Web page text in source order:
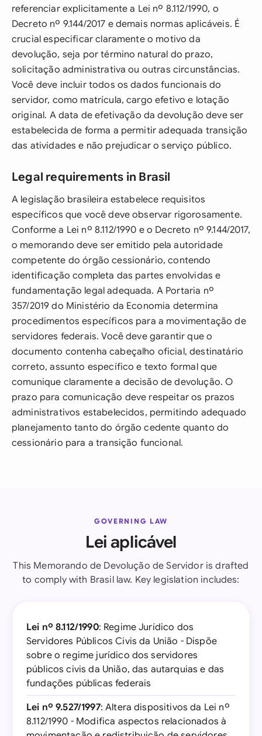
referenciar explicitamente a Lei nº 8.112/1990, o
Decreto nº 9.144/2017 e demais normas aplicáveis. É
crucial especificar claramente o motivo da
devolução, seja por término natural do prazo,
solicitação administrativa ou outras circunstâncias.
Você deve incluir todos os dados funcionais do
servidor, como matrícula, cargo efetivo e lotação
original. A data de efetivação da devolução deve ser
estabelecida de forma a permitir adequada transição
das atividades e não prejudicar o serviço público.
Legal requirements in Brasil
A legislação brasileira estabelece requisitos
específicos que você deve observar rigorosamente.
Conforme a Lei nº 8.112/1990 e o Decreto nº 9.144/2017,
o memorando deve ser emitido pela autoridade
competente do órgão cessionário, contendo
identificação completa das partes envolvidas e
fundamentação legal adequada. A Portaria nº
357/2019 do Ministério da Economia determina
procedimentos específicos para a movimentação de
servidores federais. Você deve garantir que o
documento contenha cabeçalho oficial, destinatário
correto, assunto específico e texto formal que
comunique claramente a decisão de devolução. O
prazo para comunicação deve respeitar os prazos
administrativos estabelecidos, permitindo adequado
planejamento tanto do órgão cedente quanto do
cessionário para a transição funcional.
GOVERNING LAW
Lei aplicável
This Memorando de Devolução de Servidor is drafted
to comply with Brasil law. Key legislation includes:
Lei nº 8.112/1990: Regime Jurídico dos
Servidores Públicos Civis da União - Dispõe
sobre o regime jurídico dos servidores
públicos civis da União, das autarquias e das
fundações públicas federais
Lei nº 9.527/1997: Altera dispositivos da Lei nº
8.112/1990 - Modifica aspectos relacionados à